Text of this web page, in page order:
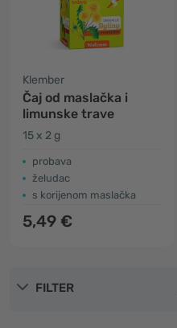
Klember
Čaj od maslačka i
limunske trave
15 x 2 g
probava
želudac
s korijenom maslačka
5,49 €
FILTER